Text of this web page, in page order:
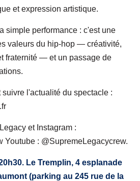
et expression artistique.
simple performance : c'est une
valeurs du hip-hop — créativité,
fraternité — et un passage de
l'actualité du spectacle :
et Instagram :
Youtube : @SupremeLegacycrew.
Le Tremplin, 4 esplanade
(parking au 245 rue de la